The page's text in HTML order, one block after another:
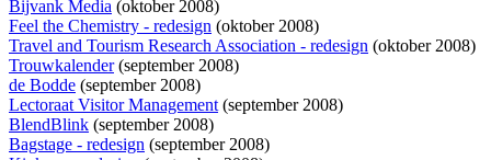
Bijvank Media (oktober 2008)
Feel the Chemistry - redesign (oktober 2008)
Travel and Tourism Research Association - redesign (oktober 2008)
Trouwkalender(september 2008)
de Bodde (september 2008)
Lectoraat Visitor Management(september 2008)
BlendBlink (september 2008)
Bagstage - redesign (september 2008)